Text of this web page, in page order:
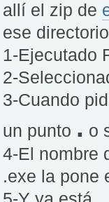
allí el zip de
ese directorio
1-Ejecutado
2-
3-Cuando
un punto . o
4-El nombre
.exe la pone